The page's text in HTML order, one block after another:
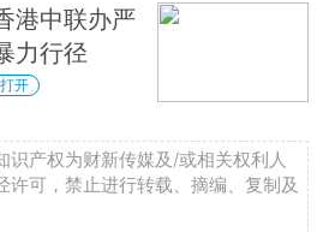
港中联办严
力行径
开
识产权为财新传媒及/或相关权利人
许可，禁止进行转载、摘编、复制及